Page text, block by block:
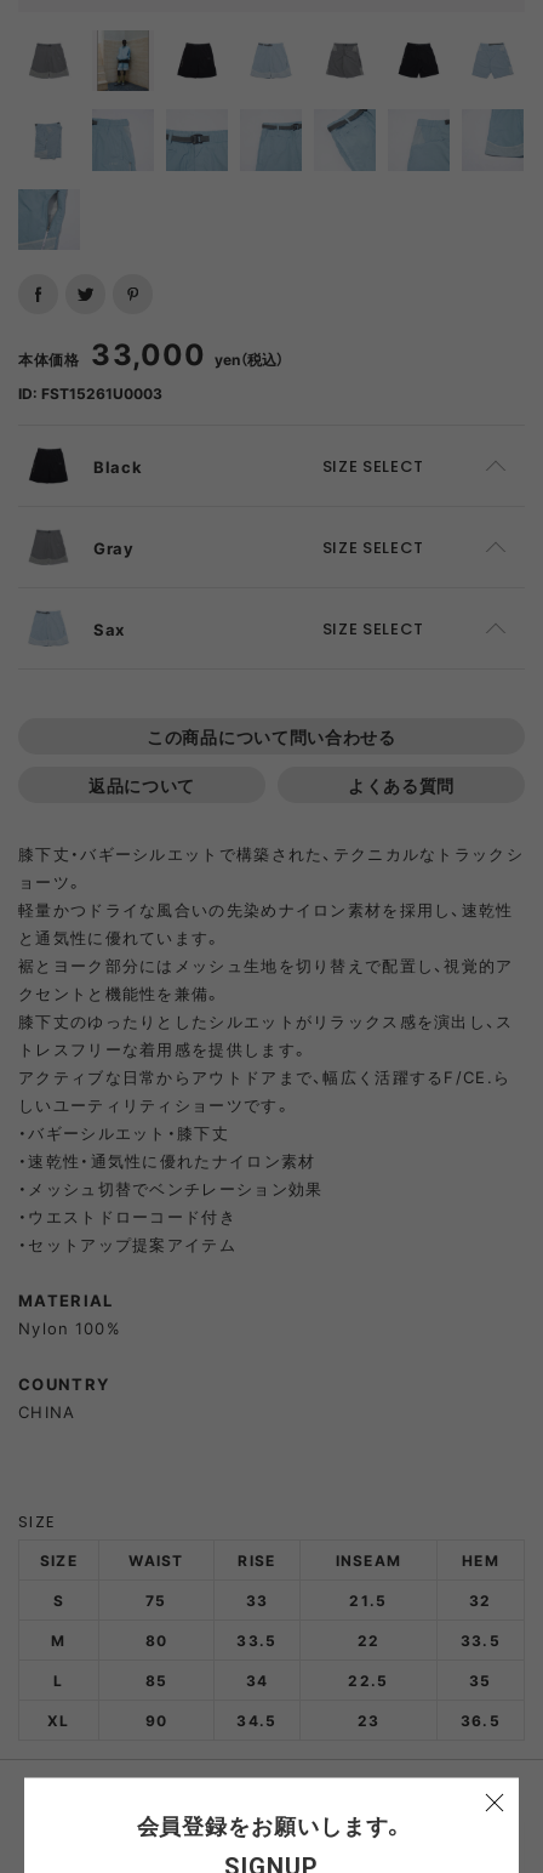
本体価格 33,000 yen（税込）
ID: FST15261U0003
Black SIZE SELECT
ADD TO CART
Gray SIZE SELECT
ADD TO CART
XL SOLD OUT
Sax SIZE SELECT
M SOLD OUT
L SOLD OUT
この商品について問い合わせる
返品について
よくある質問
膝下丈・バギーシルエットで構築された、テクニカルなトラックシ
ョーツ。
軽量かつドライな風合いの先染めナイロン素材を採用し、速乾性
と通気性に優れています。
裾とヨーク部分にはメッシュ生地を切り替えで配置し、視覚的ア
クセントと機能性を兼備。
膝下丈のゆったりとしたシルエットがリラックス感を演出し、ス
トレスフリーな着用感を提供します。
アクティブな日常からアウトドアまで、幅広く活躍するF/CE.ら
しいユーティリティショーツです。
・バギーシルエット・膝下丈
・速乾性・通気性に優れたナイロン素材
・メッシュ切替でベンチレーション効果
・ウエストドローコード付き
・セットアップ提案アイテム
MATERIAL
Nylon 100%
COUNTRY
CHINA
SIZE
SIZE WAIST RISE INSEAM
HEM
S
75 33 21.5
32
M
80 33.5 22
33.5
L
85 34 22.5
35
XL
90 34.5 23 36.5
おすすめ商品
会員登録をお願いします。
SIGNUP